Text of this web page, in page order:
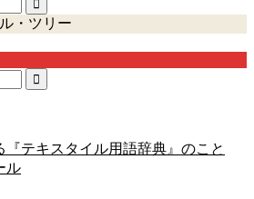
・ツリー
『テキスタイル用語辞典』のこと
ル